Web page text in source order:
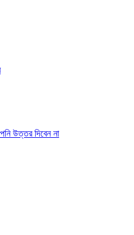
উত্তর দিবেন না